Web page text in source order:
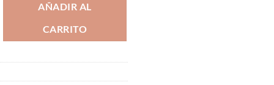
AÑADIR AL
CARRITO